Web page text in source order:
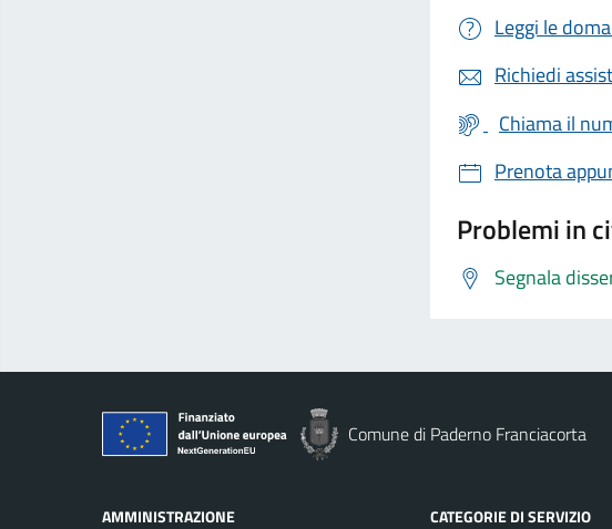
Leggi le
Richiedi
Chiama il
Prenota
Problemi in
Segnala
Comune di Paderno Franciacorta
AMMINISTRAZIONE CATEGORIE DI SERVIZIO